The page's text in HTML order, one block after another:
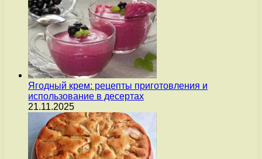
Ягодный крем: рецепты приготовления и
использование в десертах
21.11.2025